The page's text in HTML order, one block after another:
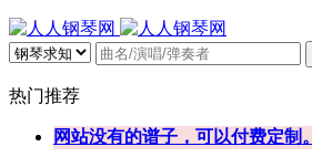
热门推荐
网站没有的谱子，可以付费定制。